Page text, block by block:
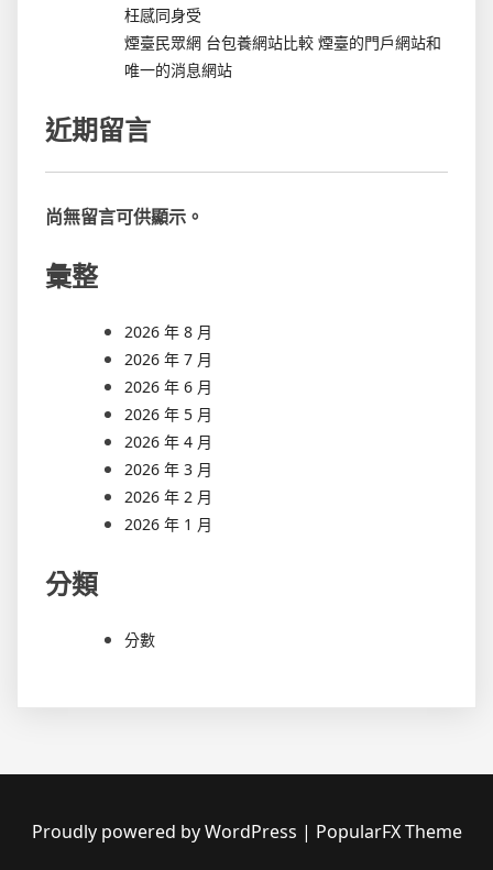
枉感同身受
煙臺民眾網 台包養網站比較 煙臺的門戶網站和
唯一的消息網站
近期留言
尚無留言可供顯示。
彙整
2026 年 8 月
2026 年 7 月
2026 年 6 月
2026 年 5 月
2026 年 4 月
2026 年 3 月
2026 年 2 月
2026 年 1 月
分類
分數
Proudly powered by WordPress | PopularFX Theme